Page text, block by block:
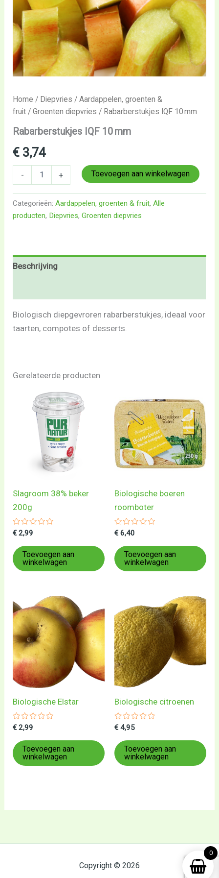
Home / Diepvries /Aardappelen, groenten &
fruit /Groenten diepvries / Rabarberstukjes IQF 10 mm
Rabarberstukjes IQF 10 mm
€ 3,74
- + Toevoegen aan winkelwagen
Categorieën:Aardappelen, groenten & fruit,Alle
producten, Diepvries,Groenten diepvries
Beschrijving
Biologisch diepgevroren rabarberstukjes, ideaal voor
taarten, compotes of desserts.
Gerelateerde producten
Slagroom 38% beker
200g
Gewaardeerd
uit
5
€ 2,99
Toevoegen aan
winkelwagen
Biologische boeren
roomboter
Gewaardeerd
uit
5
€ 6,40
Toevoegen aan
winkelwagen
Biologische Elstar
Gewaardeerd
uit
5
€ 2,99
Toevoegen aan
winkelwagen
Biologische citroenen
Gewaardeerd
uit
5
€ 4,95
Toevoegen aan
winkelwagen
Copyright © 2026
0